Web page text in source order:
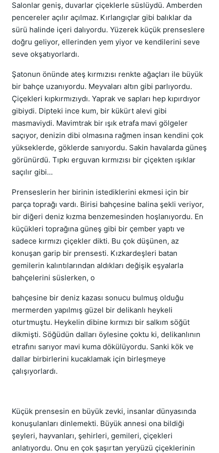
Salonlar geniş, duvarlar çiçeklerle süslüydü. Amberden
pencereler açılır açılmaz. Kırlangıçlar gibi balıklar da
sürü halinde içeri dalıyordu. Yüzerek küçük prenseslere
doğru geliyor, ellerinden yem yiyor ve kendilerini seve
seve okşatıyorlardı.
Şatonun önünde ateş kırmızısı renkte ağaçları ile büyük
bir bahçe uzanıyordu. Meyvaları altın gibi parlıyordu.
Çiçekleri kıpkırmızıydı. Yaprak ve sapları hep kıpırdıyor
gibiydi. Dipteki ince kum, bir kükürt alevi gibi
masmaviydi. Mavimtrak bir ışık etrafa mavi gölgeler
saçıyor, denizin dibi olmasına rağmen insan kendini çok
yükseklerde, göklerde sanıyordu. Sakin havalarda güneş
görünürdü. Tıpkı erguvan kırmızısı bir çiçekten ışıklar
saçılır gibi...
Prenseslerin her birinin istediklerini ekmesi için bir
parça toprağı vardı. Birisi bahçesine balina şekli veriyor,
bir diğeri deniz kızma benzemesinden hoşlanıyordu. En
küçükleri toprağına güneş gibi bir çember yaptı ve
sadece kırmızı çiçekler dikti. Bu çok düşünen, az
konuşan garip bir prensesti. Kızkardeşleri batan
gemilerin kalıntılarından aldıkları değişik eşyalarla
bahçelerini süslerken, o
bahçesine bir deniz kazası sonucu bulmuş olduğu
mermerden yapılmış güzel bir delikanlı heykeli
oturtmuştu. Heykelin dibine kırmızı bir salkım söğüt
dikmişti. Söğüdün dalları öylesine çoktu ki, delikanlının
etrafını sarıyor mavi kuma dökülüyordu. Sanki kök ve
dallar birbirlerini kucaklamak için birleşmeye
çalışıyorlardı.
Küçük prensesin en büyük zevki, insanlar dünyasında
konuşulanları dinlemekti. Büyük annesi ona bildiği
şeyleri, hayvanları, şehirleri, gemileri, çiçekleri
anlatıyordu. Onu en çok şaşırtan yeryüzü çiçeklerinin